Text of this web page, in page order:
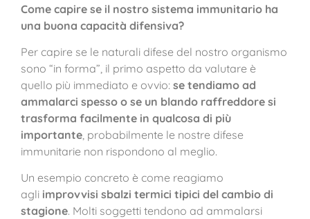
Come capire se il nostro sistema immunitario ha
una buona capacità difensiva?
Per capire se le naturali difese del nostro organismo
sono “in forma”, il primo aspetto da valutare è
quello più immediato e ovvio: se tendiamo ad
ammalarci spesso o se un blando raffreddore si
trasforma facilmente in qualcosa di più
importante, probabilmente le nostre difese
immunitarie non rispondono al meglio.
Un esempio concreto è come reagiamo
agli improvvisi sbalzi termici tipici del cambio di
stagione. Molti soggetti tendono ad ammalarsi